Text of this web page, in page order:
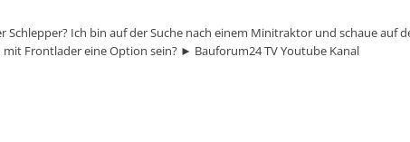
Schlepper? Ich bin auf der Suche nach einem Minitraktor und schaue auf
mit Frontlader eine Option sein? ► Bauforum24 TV Youtube Kanal